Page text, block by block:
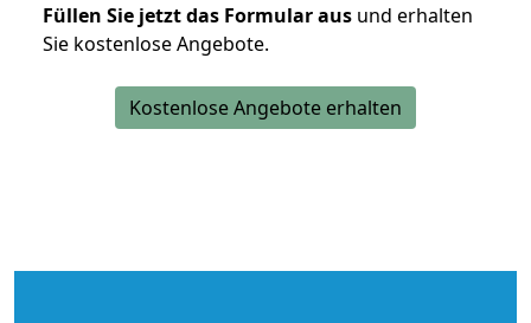
Füllen Sie jetzt das Formular aus und erhalten
Sie kostenlose Angebote.
Kostenlose Angebote erhalten